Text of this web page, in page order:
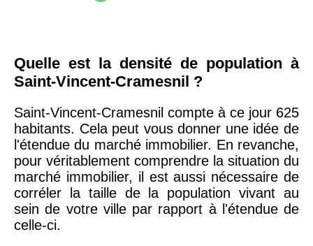
Quelle est la densité de population à
Saint-Vincent-Cramesnil ?
Saint-Vincent-Cramesnil compte à ce jour 625
habitants. Cela peut vous donner une idée de
l'étendue du marché immobilier. En revanche,
pour véritablement comprendre la situation du
marché immobilier, il est aussi nécessaire de
corréler la taille de la population vivant au
sein de votre ville par rapport à l'étendue de
celle-ci.